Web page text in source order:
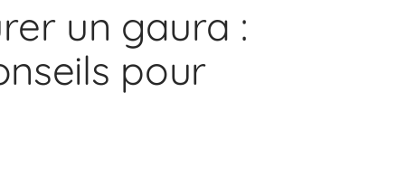
un gaura :
pour